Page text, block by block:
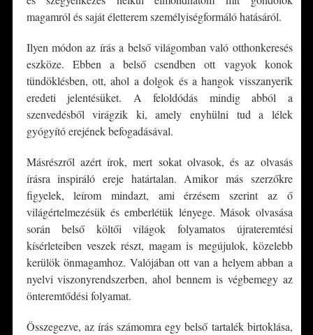
magamról és saját életterem személyiségformáló hatásáról.
Ilyen módon az írás a belső világomban való otthonkeresés
eszköze. Ebben a belső csendben ott vagyok konok
tündöklésben, ott, ahol a dolgok és a hangok visszanyerik
eredeti jelentésüket. A feloldódás mindig abból a
szenvedésből virágzik ki, amely enyhülni tud a lélek
gyógyító erejének befogadásával.
Másrészről azért írok, mert sokat olvasok, és az olvasás
írásra inspiráló ereje határtalan. Amikor más szerzőkre
figyelek, leírom mindazt, ami érzésem szerint az ő
világértelmezésük és emberlétük lényege. Mások olvasása
során belső költői világok folyamatos újrateremtési
kísérleteiben veszek részt, magam is megújulok, közelebb
kerülök önmagamhoz. Valójában ott van a helyem abban a
nyelvi viszonyrendszerben, ahol bennem is végbemegy az
önteremtődési folyamat.
Összegezve, az írás számomra egy belső tartalék birtoklása,